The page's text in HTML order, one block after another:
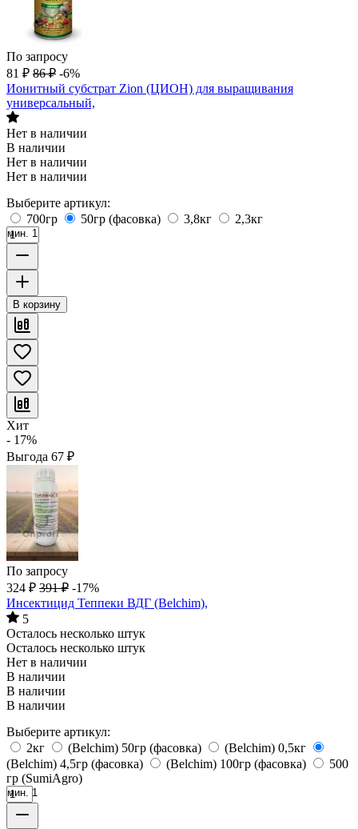
По запросу
81 ₽ 86 ₽ -6%
Ионитный субстрат Zion (ЦИОН) для выращивания
универсальный,
Нет в наличии
В наличии
Нет в наличии
Нет в наличии
Выберите артикул:
700гр
50гр (фасовка) 3,8кг 2,3кг
мин. 1
В корзину
Хит
- 17%
Выгода 67 ₽
По запросу
324 ₽ 391 ₽ -17%
Инсектицид Теппеки ВДГ (Belchim),
5
Осталось несколько штук
Осталось несколько штук
Нет в наличии
В наличии
В наличии
В наличии
Выберите артикул:
2кг
(Belchim) 50гр (фасовка)
(Belchim) 0,5кг
(Belchim) 4,5гр (фасовка)
(Belchim) 100гр (фасовка)
500
гр (SumiAgro)
мин. 1